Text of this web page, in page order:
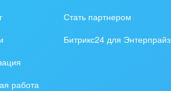
политические
работа
Стать партнером
Битрикс24 для Энтерпрайз